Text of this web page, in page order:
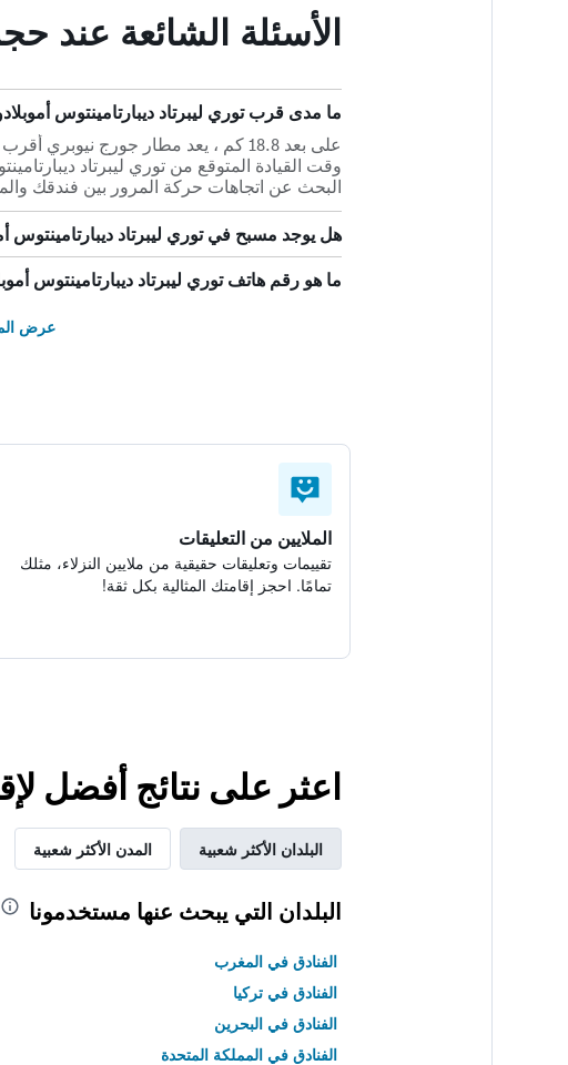
الأسئلة الشائعة عند
ما مدى قرب توري ليبرتاد ديبارتامينتوس
على بعد 18.8 كم ، يعد مطار جورج
البحث عن اتجاهات حركة المرور بين فندقك
هل يوجد مسبح في توري ليبرتاد ديبارتامينتوس
ما هو رقم هاتف توري ليبرتاد ديبارتامينتوس
عرض
الملايين من التعليقات
تقييمات وتعليقات حقيقية من ملايين النزلاء، مثلك
تمامًا. احجز إقامتك المثالية بكل ثقة!
اعثر على نتائج أفضل
البلدان الأكثر شعبية المدن الأكثر شعبية
البلدان التي يبحث عنها مستخدمونا
الفنادق في المغرب
الفنادق في تركيا
الفنادق في البحرين
الفنادق في المملكة المتحدة